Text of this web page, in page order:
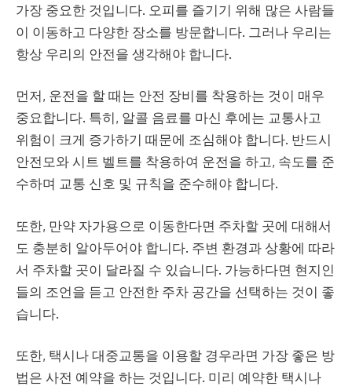
가장 중요한 것입니다. 오피를 즐기기 위해 많은 사람들
이 이동하고 다양한 장소를 방문합니다. 그러나 우리는
항상 우리의 안전을 생각해야 합니다.
먼저, 운전을 할 때는 안전 장비를 착용하는 것이 매우
중요합니다. 특히, 알콜 음료를 마신 후에는 교통사고
위험이 크게 증가하기 때문에 조심해야 합니다. 반드시
안전모와 시트 벨트를 착용하여 운전을 하고, 속도를 준
수하며 교통 신호 및 규칙을 준수해야 합니다.
또한, 만약 자가용으로 이동한다면 주차할 곳에 대해서
도 충분히 알아두어야 합니다. 주변 환경과 상황에 따라
서 주차할 곳이 달라질 수 있습니다. 가능하다면 현지인
들의 조언을 듣고 안전한 주차 공간을 선택하는 것이 좋
습니다.
또한, 택시나 대중교통을 이용할 경우라면 가장 좋은 방
법은 사전 예약을 하는 것입니다. 미리 예약한 택시나